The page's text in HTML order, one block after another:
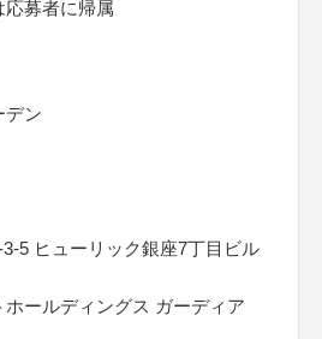
応募者に帰属
デン
5 ヒューリック銀座7丁目ビル
ールディングス ガーディア